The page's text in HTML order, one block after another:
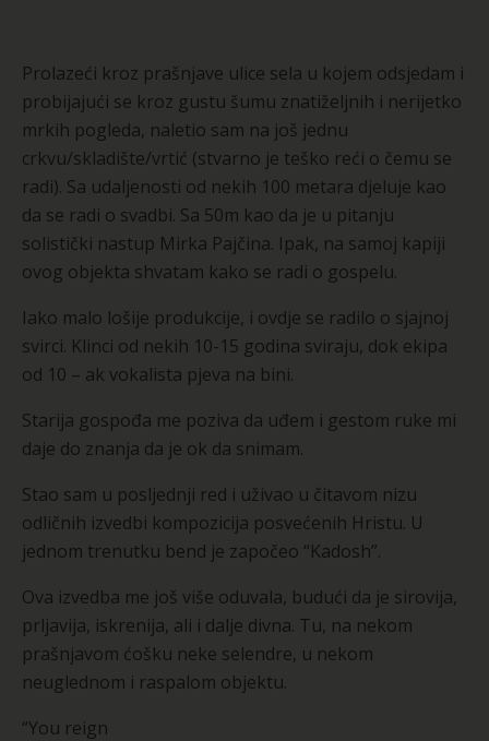
Prolazeći kroz prašnjave ulice sela u kojem odsjedam i
probijajući se kroz gustu šumu znatiželjnih i nerijetko
mrkih pogleda, naletio sam na još jednu
crkvu/skladište/vrtić (stvarno je teško reći o čemu se
radi). Sa udaljenosti od nekih 100 metara djeluje kao
da se radi o svadbi. Sa 50m kao da je u pitanju
solistički nastup Mirka Pajčina. Ipak, na samoj kapiji
ovog objekta shvatam kako se radi o gospelu.
Iako malo lošije produkcije, i ovdje se radilo o sjajnoj
svirci. Klinci od nekih 10-15 godina sviraju, dok ekipa
od 10 – ak vokalista pjeva na bini.
Starija gospođa me poziva da uđem i gestom ruke mi
daje do znanja da je ok da snimam.
Stao sam u posljednji red i uživao u čitavom nizu
odličnih izvedbi kompozicija posvećenih Hristu. U
jednom trenutku bend je započeo “Kadosh”.
Ova izvedba me još više oduvala, budući da je sirovija,
prljavija, iskrenija, ali i dalje divna. Tu, na nekom
prašnjavom ćošku neke selendre, u nekom
neuglednom i raspalom objektu.
“You reign